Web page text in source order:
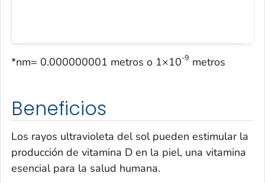
*nm= 0.000000001 metros o 1×10-9 metros
Beneficios
Los rayos ultravioleta del sol pueden estimular la
producción de vitamina D en la piel, una vitamina
esencial para la salud humana.